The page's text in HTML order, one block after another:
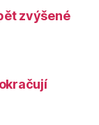
zvýšené